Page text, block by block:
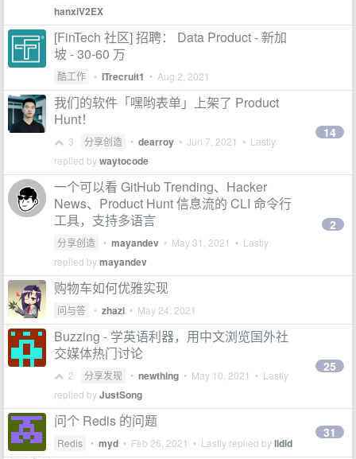
hanxiV2EX
[FinTech 社区] 招聘： Data Product - 新加
坡 - 30-60 万
酷工作 • ITrecruit1 • Aug 2, 2021
我们的软件「嘿哟表单」上架了 Product
Hunt！
3 分享创造 • dearroy • Jun 7, 2021 • Lastly
replied bywaytocode
14
一个可以看 GitHub Trending、Hacker
News、Product Hunt 信息流的 CLI 命令行
工具，支持多语言
分享创造 • mayandev • May 31, 2021 • Lastly
replied bymayandev
2
购物车如何优雅实现
问与答 • zhazi • May 24, 2021
Buzzing - 学英语利器，用中文浏览国外社
交媒体热门讨论
2 分享发现 • newthing • May 10, 2021 • Lastly
replied byJustSong
25
问个 Redis 的问题
Redis • myd • Feb 26, 2021 • Lastly replied bylldld
31